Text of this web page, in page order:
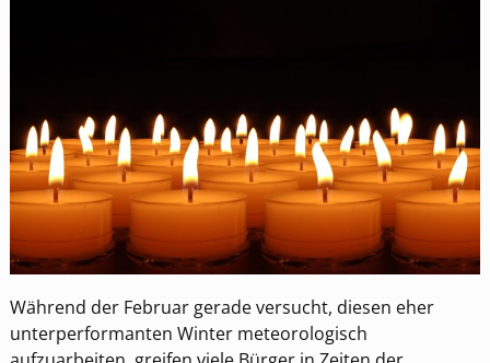
Während der Februar gerade versucht, diesen eher
unterperformanten Winter meteorologisch